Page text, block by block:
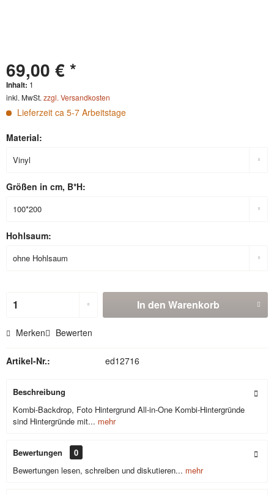
69,00 € *
Inhalt: 1
inkl. MwSt. zzgl. Versandkosten
Lieferzeit ca 5-7 Arbeitstage
Material:
Größen in cm, B*H:
Hohlsaum:
In den Warenkorb
Merken Bewerten
Artikel-Nr.: ed12716
Beschreibung
Kombi-Backdrop, Foto Hintergrund All-in-One Kombi-Hintergründe
sind Hintergründe mit... mehr
Bewertungen
0
Bewertungen lesen, schreiben und diskutieren... mehr